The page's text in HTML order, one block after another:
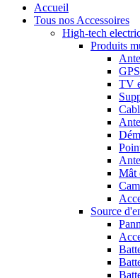
Accueil
Tous nos Accessoires
High-tech
Produits
TV
Mât
Source